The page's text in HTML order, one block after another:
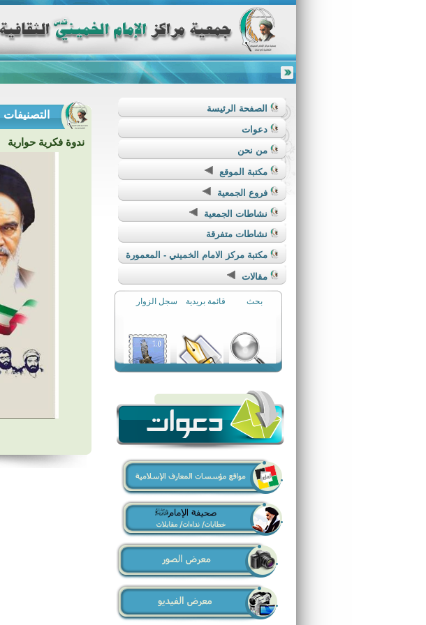
الصفحة الرئيسة
دعوات
من نحن
مكتبة الموقع
فروع الجمعية
نشاطات الجمعية
نشاطات متفرقة
مكتبة مركز الامام الخميني - المعمورة
مقالات
سجل الزوار قائمة بريدية بحث
التصنيفات
ندوة فكرية حوارية